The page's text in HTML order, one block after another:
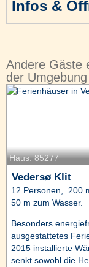
Infos &
Andere Gäste
der
Haus: 85277
Vedersø Klit
12 Personen, 200
50 m zum Wasser.
Besonders
ausgestattetes
2015 installierte
senkt sowohl die